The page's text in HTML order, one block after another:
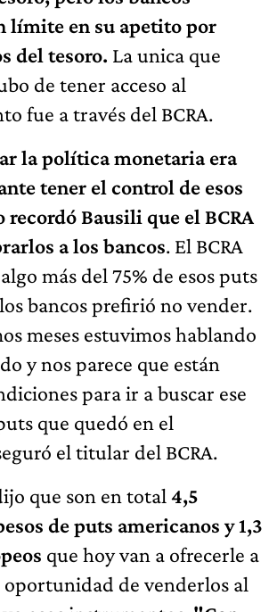
límite en su apetito por
del tesoro. La unica que
de tener acceso al
fue a través del BCRA.
la política monetaria era
tener el control de esos
recordó Bausili que el BCRA
a los bancos. El BCRA
más del 75% de esos puts
bancos prefirió no vender.
meses estuvimos hablando
y nos parece que están
para ir a buscar ese
que quedó en el
el titular del BCRA.
que son en total 4,5
de puts americanos y 1,3
que hoy van a ofrecerle a
oportunidad de venderlos al